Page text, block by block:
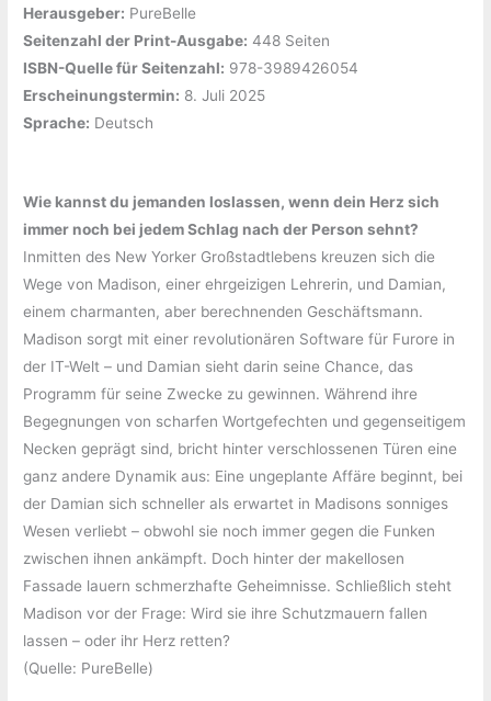
Herausgeber: ‎PureBelle
Seitenzahl der Print-Ausgabe: ‎448 Seiten
ISBN-Quelle für Seitenzahl: 978-3989426054
Erscheinungstermin: ‎8. Juli 2025
Sprache: ‎Deutsch
Wie kannst du jemanden loslassen, wenn dein Herz sich
immer noch bei jedem Schlag nach der Person sehnt?
Inmitten des New Yorker Großstadtlebens kreuzen sich die
Wege von Madison, einer ehrgeizigen Lehrerin, und Damian,
einem charmanten, aber berechnenden Geschäftsmann.
Madison sorgt mit einer revolutionären Software für Furore in
der IT-Welt – und Damian sieht darin seine Chance, das
Programm für seine Zwecke zu gewinnen. Während ihre
Begegnungen von scharfen Wortgefechten und gegenseitigem
Necken geprägt sind, bricht hinter verschlossenen Türen eine
ganz andere Dynamik aus: Eine ungeplante Affäre beginnt, bei
der Damian sich schneller als erwartet in Madisons sonniges
Wesen verliebt – obwohl sie noch immer gegen die Funken
zwischen ihnen ankämpft. Doch hinter der makellosen
Fassade lauern schmerzhafte Geheimnisse. Schließlich steht
Madison vor der Frage: Wird sie ihre Schutzmauern fallen
lassen – oder ihr Herz retten?
(Quelle: PureBelle)